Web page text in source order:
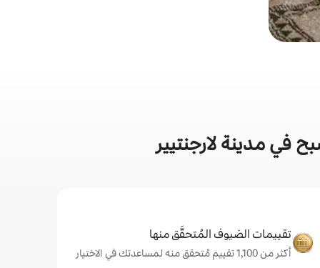
في مدينة لارجنتيير
تقييمات الضيوف المُتحقَّق منها
أكثر من 1,100 تقييم مُتحقق منه لمساعدتك في الاختيار